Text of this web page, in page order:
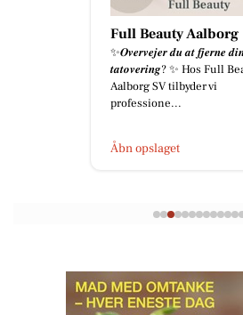
Full Beauty Aalborg
✨𝑶𝒗𝒆𝒓𝒗𝒆𝒋𝒆𝒓 𝒅𝒖 𝒂𝒕 𝒇𝒋𝒆𝒓𝒏𝒆
𝒕𝒂𝒕𝒐𝒗𝒆𝒓𝒊𝒏𝒈? ✨ Hos Full
Aalborg SV tilbyder vi
professione...
Åbn opslaget